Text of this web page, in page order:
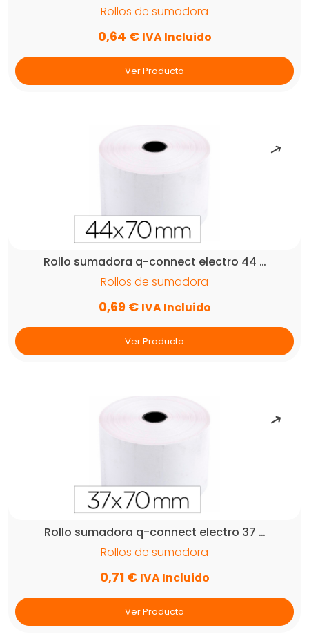
Rollos de sumadora
0,64 € IVA Incluido
Ver Producto
Rollo sumadora q-connect electro 44 …
Rollos de sumadora
0,69 € IVA Incluido
Ver Producto
Rollo sumadora q-connect electro 37 …
Rollos de sumadora
0,71 € IVA Incluido
Ver Producto